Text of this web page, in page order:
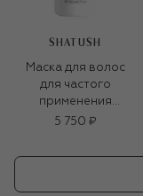
SHATUSH
Маска для волос
для частого
применения
(200ml)
5 750 ₽